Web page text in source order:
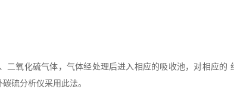
氧化硫气体，气体经处理后进入相应的吸收池，对相应的
硫分析仪采用此法。